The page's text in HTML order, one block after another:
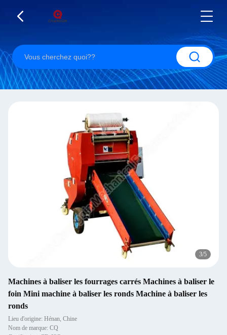
3/5
Machines à baliser les fourrages carrés Machines à baliser le
foin Mini machine à baliser les ronds Machine à baliser les
ronds
Lieu d'origine: Hénan, Chine
Nom de marque: CQ